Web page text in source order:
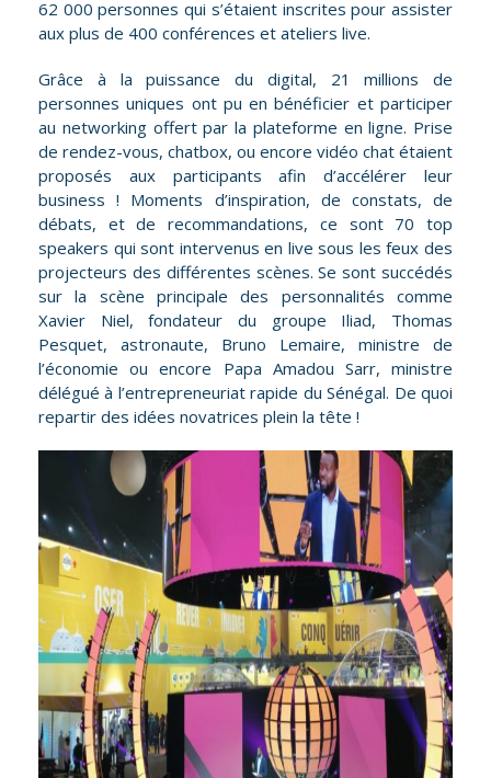
62 000 personnes qui s’étaient inscrites pour assister
aux plus de 400 conférences et ateliers live.
Grâce à la puissance du digital, 21 millions de
personnes uniques ont pu en bénéficier et participer
au networking offert par la plateforme en ligne. Prise
de rendez-vous, chatbox, ou encore vidéo chat étaient
proposés aux participants afin d’accélérer leur
business ! Moments d’inspiration, de constats, de
débats, et de recommandations, ce sont 70 top
speakers qui sont intervenus en live sous les feux des
projecteurs des différentes scènes. Se sont succédés
sur la scène principale des personnalités comme
Xavier Niel, fondateur du groupe Iliad, Thomas
Pesquet, astronaute, Bruno Lemaire, ministre de
l’économie ou encore Papa Amadou Sarr, ministre
délégué à l’entrepreneuriat rapide du Sénégal. De quoi
repartir des idées novatrices plein la tête !